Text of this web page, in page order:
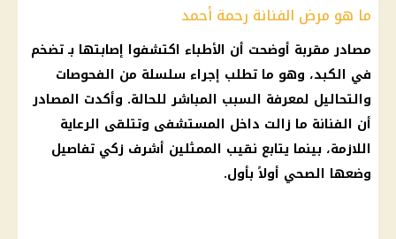
ما هو مرض الفنانة رحمة أحمد
مصادر مقربة أوضحت أن الأطباء اكتشفوا إصابتها بـ تضخم
في الكبد، وهو ما تطلب إجراء سلسلة من الفحوصات
والتحاليل لمعرفة السبب المباشر للحالة. وأكدت المصادر
أن الفنانة ما زالت داخل المستشفى وتتلقى الرعاية
اللازمة، بينما يتابع نقيب الممثلين أشرف زكي تفاصيل
وضعها الصحي أولاً بأول.